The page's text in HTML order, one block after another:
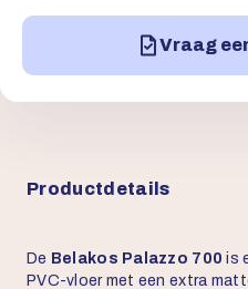
Vraag
Productdetails
De Belakos Palazzo 700 is
PVC-vloer met een extra